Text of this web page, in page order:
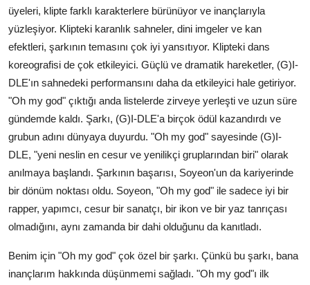
üyeleri, klipte farklı karakterlere bürünüyor ve inançlarıyla
yüzleşiyor. Klipteki karanlık sahneler, dini imgeler ve kan
efektleri, şarkının temasını çok iyi yansıtıyor. Klipteki dans
koreografisi de çok etkileyici. Güçlü ve dramatik hareketler, (G)I-
DLE'ın sahnedeki performansını daha da etkileyici hale getiriyor.
"Oh my god" çıktığı anda listelerde zirveye yerleşti ve uzun süre
gündemde kaldı. Şarkı, (G)I-DLE'a birçok ödül kazandırdı ve
grubun adını dünyaya duyurdu. "Oh my god" sayesinde (G)I-
DLE, "yeni neslin en cesur ve yenilikçi gruplarından biri" olarak
anılmaya başlandı. Şarkının başarısı, Soyeon'un da kariyerinde
bir dönüm noktası oldu. Soyeon, "Oh my god" ile sadece iyi bir
rapper, yapımcı, cesur bir sanatçı, bir ikon ve bir yaz tanrıçası
olmadığını, aynı zamanda bir dahi olduğunu da kanıtladı.
Benim için "Oh my god" çok özel bir şarkı. Çünkü bu şarkı, bana
inançlarım hakkında düşünmemi sağladı. "Oh my god"ı ilk